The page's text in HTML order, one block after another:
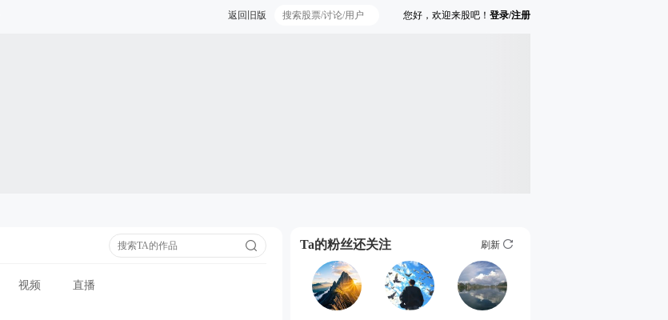
您好，欢迎来股吧！ 登录/注册
返回旧版
视频 直播
Ta的粉丝还关注 刷新